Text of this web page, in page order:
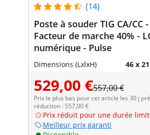
(14)
Poste à souder TIG CA/CC
Facteur de marche 40% -
numérique - Pulse
Dimensions (LxlxH) 46 x
529,00 €557,00 €
Prix le plus bas pour cet article les 30 j
réduction : 557,00 €
Prix réduit pour une durée
Meilleur prix garanti